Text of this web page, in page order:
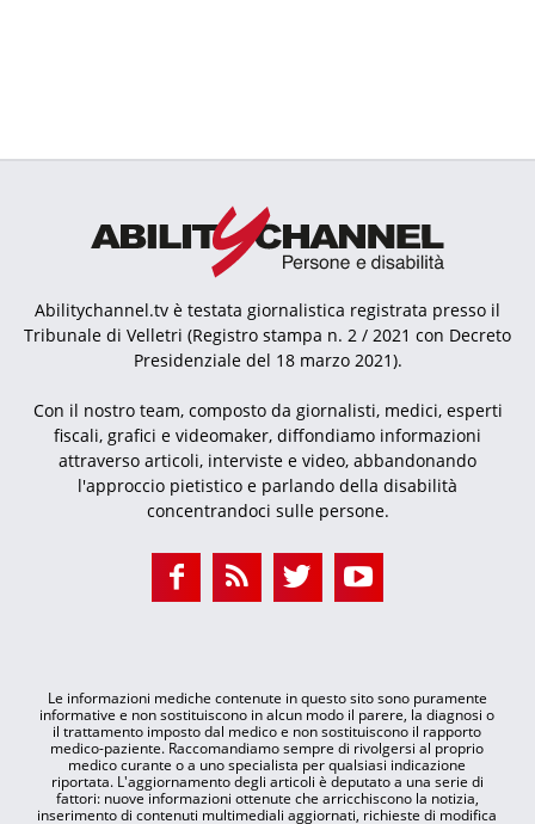
Abilitychannel.tv è testata giornalistica registrata presso il
Tribunale di Velletri (Registro stampa n. 2 / 2021 con Decreto
Presidenziale del 18 marzo 2021).
Con il nostro team, composto da giornalisti, medici, esperti
fiscali, grafici e videomaker, diffondiamo informazioni
attraverso articoli, interviste e video, abbandonando
l'approccio pietistico e parlando della disabilità
concentrandoci sulle persone.
Le informazioni mediche contenute in questo sito sono puramente
informative e non sostituiscono in alcun modo il parere, la diagnosi o
il trattamento imposto dal medico e non sostituiscono il rapporto
medico-paziente. Raccomandiamo sempre di rivolgersi al proprio
medico curante o a uno specialista per qualsiasi indicazione
riportata. L'aggiornamento degli articoli è deputato a una serie di
fattori: nuove informazioni ottenute che arricchiscono la notizia,
inserimento di contenuti multimediali aggiornati, richieste di modifica